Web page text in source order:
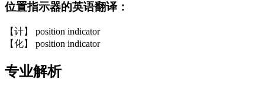
位置指示器的英语翻译：
【计】 position indicator
【化】 position indicator
专业解析